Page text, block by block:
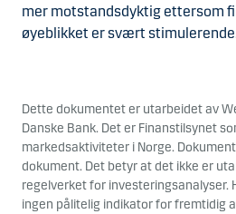
mer motstandsdyktig ettersom
øyeblikket er svært
Dette dokumentet er utarbeidet av
Danske Bank. Det er Finanstilsynet
markedsaktiviteter i Norge.
dokument. Det betyr at det ikke er
regelverket for investeringsanalyser.
ingen pålitelig indikator for fremtidig